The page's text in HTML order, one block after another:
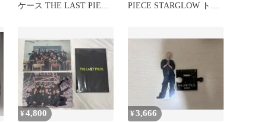
ケース THE LAST PIECE
PIECE STARGLOW トレ
¥4,800 ¥3,666